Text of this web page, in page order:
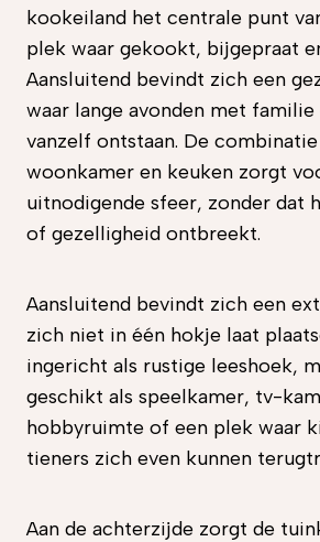
kookeiland het centrale punt
plek waar gekookt, bijgepraat
Aansluitend bevindt zich een
waar lange avonden met
vanzelf ontstaan. De
woonkamer en keuken zorgt
uitnodigende sfeer, zonder dat
of gezelligheid ontbreekt.
Aansluitend bevindt zich een
zich niet in één hokje laat
ingericht als rustige leeshoek,
geschikt als speelkamer, tv-
hobbyruimte of een plek waar
tieners zich even kunnen
Aan de achterzijde zorgt de